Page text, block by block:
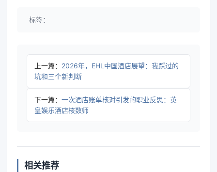
标签：
上一篇： 2026年，EHL中国酒店展望：我踩过的
坑和三个新判断
下一篇： 一次酒店账单核对引发的职业反思：英
皇娱乐酒店核数师
相关推荐